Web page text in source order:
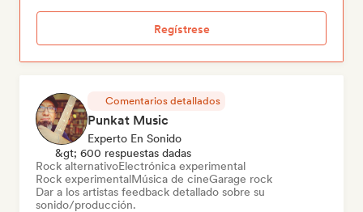
Regístrese
Comentarios detallados
Punkat Music
Experto En Sonido
&gt; 600 respuestas dadas
Rock alternativoElectrónica experimental
Rock experimentalMúsica de cineGarage rock
Dar a los artistas feedback detallado sobre su
sonido/producción.